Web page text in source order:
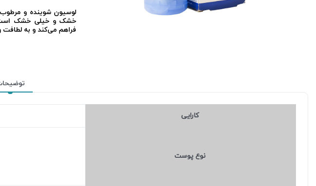
لوسیون شوینده و
خشک و خیلی خشک است.
فراهم می‌کند و به
کارایی
نوع پوست